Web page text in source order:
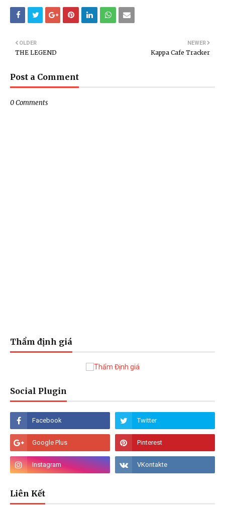
NEWER
Kappa Cafe Tracker
OLDER
THE LEGEND
Post a Comment
0 Comments
Thẩm định giá
Social Plugin
Liên Kết